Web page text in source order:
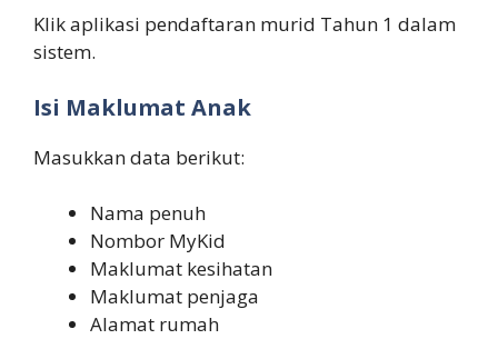
Klik aplikasi pendaftaran murid Tahun 1 dalam
sistem.
Isi Maklumat Anak
Masukkan data berikut:
Nama penuh
Nombor MyKid
Maklumat kesihatan
Maklumat penjaga
Alamat rumah